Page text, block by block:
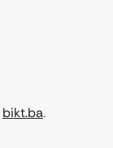
bikt.ba.